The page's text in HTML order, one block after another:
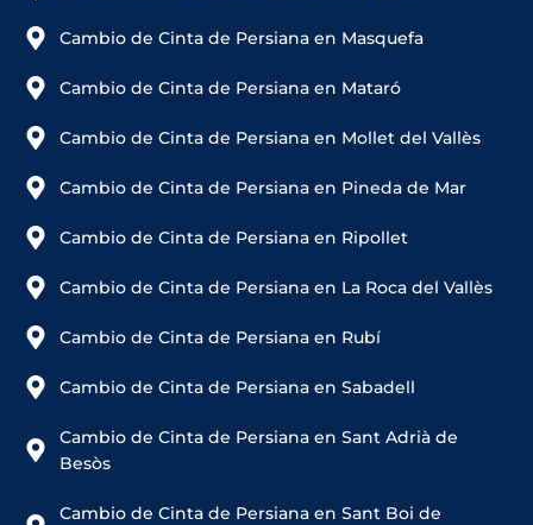
Cambio de Cinta de Persiana en Masquefa
Cambio de Cinta de Persiana en Mataró
Cambio de Cinta de Persiana en Mollet del Vallès
Cambio de Cinta de Persiana en Pineda de Mar
Cambio de Cinta de Persiana en Ripollet
Cambio de Cinta de Persiana en La Roca del Vallès
Cambio de Cinta de Persiana en Rubí
Cambio de Cinta de Persiana en Sabadell
Cambio de Cinta de Persiana en Sant Adrià de
Besòs
Cambio de Cinta de Persiana en Sant Boi de